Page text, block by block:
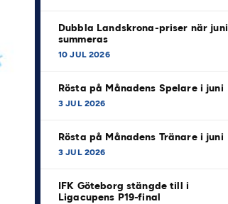
Dubbla Landskrona-priser när juni
summeras
10 JUL 2026
Rösta på Månadens Spelare i juni
3 JUL 2026
Rösta på Månadens Tränare i juni
3 JUL 2026
IFK Göteborg stängde till i
Ligacupens P19-final